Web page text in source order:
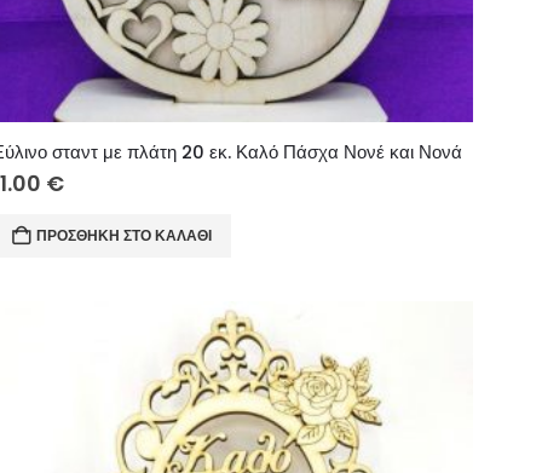
σταντ με πλάτη 20 εκ. Καλό Πάσχα Νονέ και Νονά
€
ΠΡΟΣΘΉΚΗ ΣΤΟ ΚΑΛΆΘΙ